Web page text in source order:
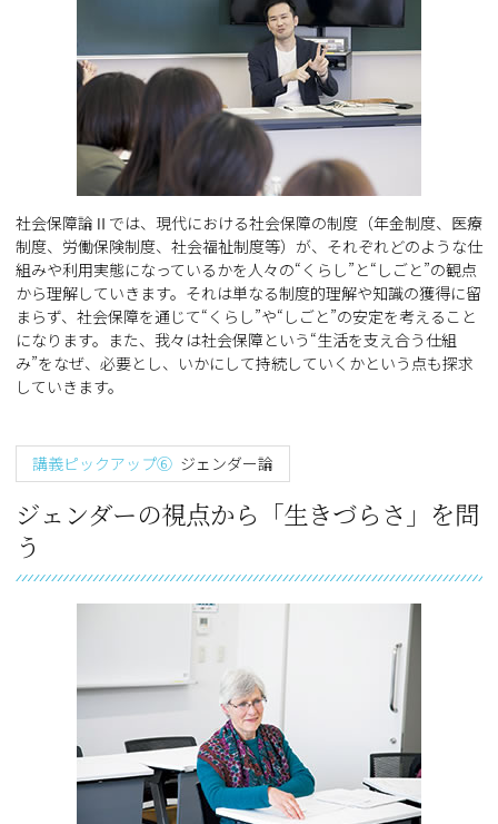
社会保障論Ⅱでは、現代における社会保障の制度（年金制度、医療
制度、労働保険制度、社会福祉制度等）が、それぞれどのような仕
組みや利用実態になっているかを人々の“くらし”と“しごと”の観点
から理解していきます。それは単なる制度的理解や知識の獲得に留
まらず、社会保障を通じて“くらし”や“しごと”の安定を考えること
になります。また、我々は社会保障という“生活を支え合う仕組
み”をなぜ、必要とし、いかにして持続していくかという点も探求
していきます。
講義ピックアップ⑥ ジェンダー論
ジェンダーの視点から「生きづらさ」を問
う